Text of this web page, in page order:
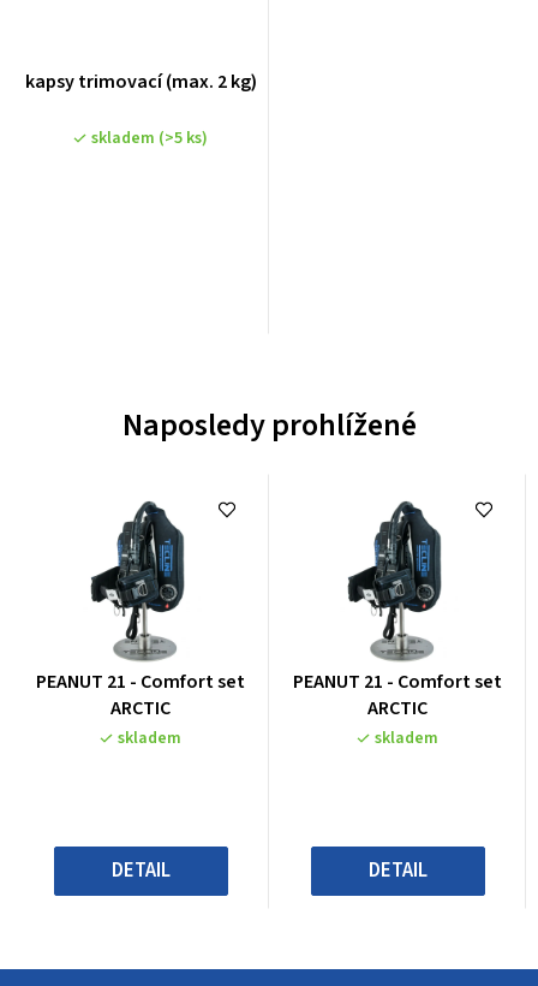
kapsy trimovací (max. 2 kg)
skladem (>5 ks)
Naposledy prohlížené
Průměrné
hodnocení
produktu
hvězdiček.
PEANUT 21 - Comfort set
ARCTIC
skladem
DETAIL
Průměrné
hodnocení
produktu
hvězdiček.
PEANUT 21 - Comfort set
ARCTIC
skladem
DETAIL